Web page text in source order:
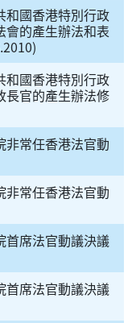
和國香港特別行政
會的產生辦法和表
和國香港特別行政
長官的產生辦法修
非常任香港法官動
非常任香港法官動
首席法官動議決議
首席法官動議決議